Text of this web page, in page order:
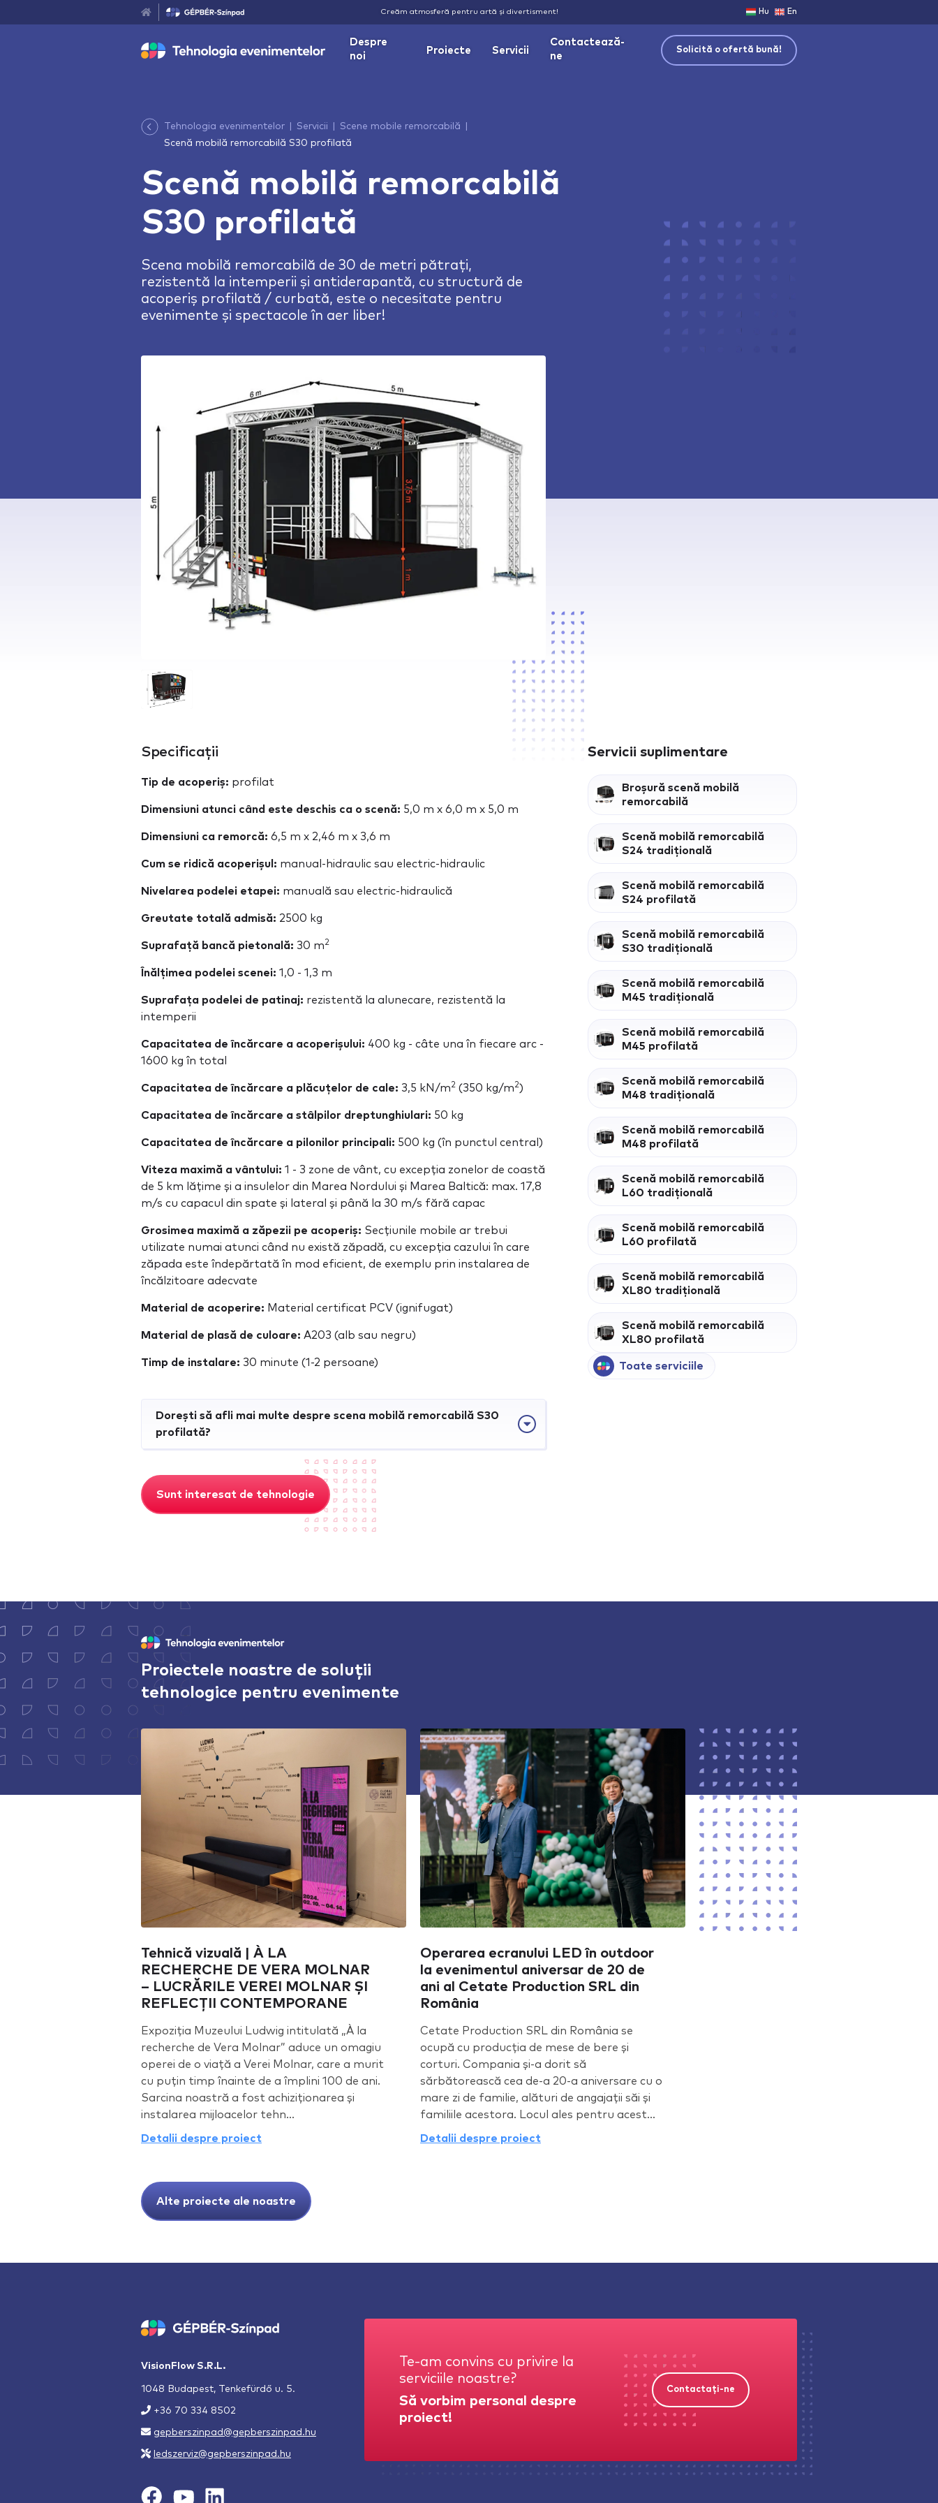
Creăm atmosferă pentru artă și divertisment! Hu En
Despre
noi
Proiecte Servicii
Contactează-
ne
Solicită o ofertă bună!
Tehnologia evenimentelor Servicii
Scene mobile remorcabilă
Scenă mobilă remorcabilă S30 profilată
Scenă mobilă remorcabilă
S30 profilată
Scena mobilă remorcabilă de 30 de metri pătrați,
rezistentă la intemperii și antiderapantă, cu structură de
acoperiș profilată / curbată, este o necesitate pentru
evenimente și spectacole în aer liber!
Specificații
Tip de acoperiș: profilat
Dimensiuni atunci când este deschis ca o scenă: 5,0 m x 6,0 m x 5,0 m
Dimensiuni ca remorcă: 6,5 m x 2,46 m x 3,6 m
Cum se ridică acoperișul: manual-hidraulic sau electric-hidraulic
Nivelarea podelei etapei: manuală sau electric-hidraulică
Greutate totală admisă: 2500 kg
Suprafață bancă pietonală: 30 m2
Înălțimea podelei scenei: 1,0 - 1,3 m
Suprafața podelei de patinaj: rezistentă la alunecare, rezistentă la
intemperii
Capacitatea de încărcare a acoperișului: 400 kg - câte una în fiecare arc -
1600 kg în total
Capacitatea de încărcare a plăcuțelor de cale: 3,5 kN/m2 (350 kg/m2)
Capacitatea de încărcare a stâlpilor dreptunghiulari: 50 kg
Capacitatea de încărcare a pilonilor principali: 500 kg (în punctul central)
Viteza maximă a vântului: 1 - 3 zone de vânt, cu excepția zonelor de coastă
de 5 km lățime și a insulelor din Marea Nordului și Marea Baltică: max. 17,8
m/s cu capacul din spate și lateral și până la 30 m/s fără capac
Grosimea maximă a zăpezii pe acoperiș: Secțiunile mobile ar trebui
utilizate numai atunci când nu există zăpadă, cu excepția cazului în care
zăpada este îndepărtată în mod eficient, de exemplu prin instalarea de
încălzitoare adecvate
Material de acoperire: Material certificat PCV (ignifugat)
Material de plasă de culoare: A203 (alb sau negru)
Timp de instalare: 30 minute (1-2 persoane)
Dorești să afli mai multe despre scena mobilă remorcabilă S30
profilată?
Sunt interesat de tehnologie
Servicii suplimentare
Broșură scenă mobilă
remorcabilă
Scenă mobilă remorcabilă
S24 tradițională
Scenă mobilă remorcabilă
S24 profilată
Scenă mobilă remorcabilă
S30 tradițională
Scenă mobilă remorcabilă
M45 tradițională
Scenă mobilă remorcabilă
M45 profilată
Scenă mobilă remorcabilă
M48 tradițională
Scenă mobilă remorcabilă
M48 profilată
Scenă mobilă remorcabilă
L60 tradițională
Scenă mobilă remorcabilă
L60 profilată
Scenă mobilă remorcabilă
XL80 tradițională
Scenă mobilă remorcabilă
XL80 profilată
Toate serviciile
Proiectele noastre de soluții
tehnologice pentru evenimente
Tehnică vizuală | À LA
RECHERCHE DE VERA MOLNAR
– LUCRĂRILE VEREI MOLNAR ȘI
REFLECȚII CONTEMPORANE
Expoziția Muzeului Ludwig intitulată „À la
recherche de Vera Molnar” aduce un omagiu
operei de o viață a Verei Molnar, care a murit
cu puțin timp înainte de a împlini 100 de ani.
Sarcina noastră a fost achiziționarea și
instalarea mijloacelor tehn...
Detalii despre proiect
Operarea ecranului LED în outdoor
la evenimentul aniversar de 20 de
ani al Cetate Production SRL din
România
Cetate Production SRL din România se
ocupă cu producția de mese de bere și
corturi. Compania și-a dorit să
sărbătorească cea de-a 20-a aniversare cu o
mare zi de familie, alături de angajații săi și
familiile acestora. Locul ales pentru acest...
Detalii despre proiect
Alte proiecte ale noastre
VisionFlow S.R.L.
1048 Budapest, Tenkefürdő u. 5.
+36 70 334 8502
gepberszinpad@gepberszinpad.hu
ledszerviz@gepberszinpad.hu
Te-am convins cu privire la
serviciile noastre?
Să vorbim personal despre
proiect!
Contactați-ne